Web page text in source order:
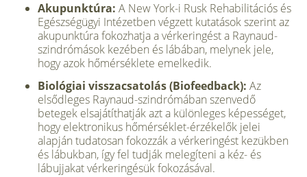
Akupunktúra: A New York-i Rusk Rehabilitációs és
Egészségügyi Intézetben végzett kutatások szerint az
akupunktúra fokozhatja a vérkeringést a Raynaud-
szindrómások kezében és lábában, melynek jele,
hogy azok hőmérséklete emelkedik.
Biológiai visszacsatolás (Biofeedback): Az
elsődleges Raynaud-szindrómában szenvedő
betegek elsajátíthatják azt a különleges képességet,
hogy elektronikus hőmérséklet-érzékelők jelei
alapján tudatosan fokozzák a vérkeringést kezükben
és lábukban, így fel tudják melegíteni a kéz- és
lábujjakat vérkeringésük fokozásával.